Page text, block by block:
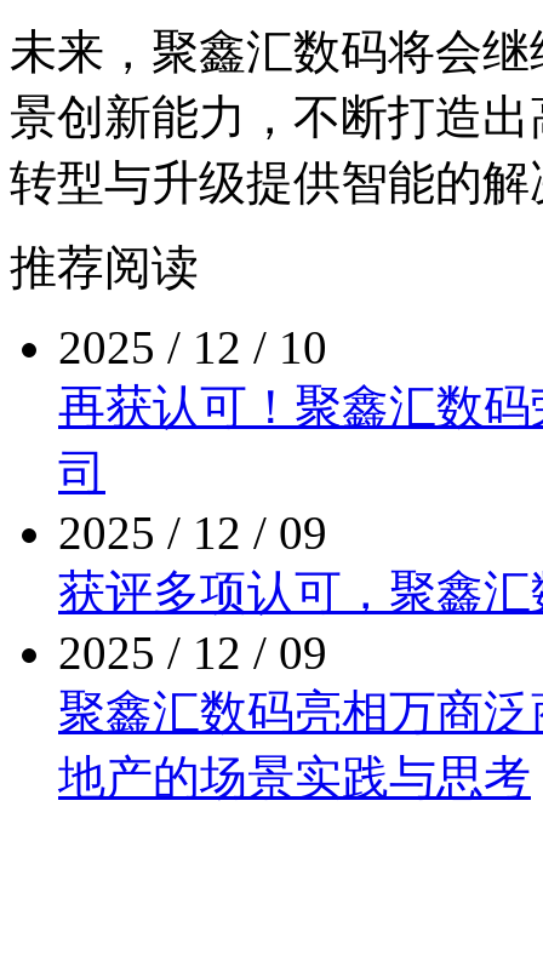
未来，聚鑫汇数码将
景创新能力，不断打造
转型与升级提供智能的
推荐阅读
2025 / 12 / 10
再获认可！聚鑫汇
司
2025 / 12 / 09
获评多项认可，聚
2025 / 12 / 09
聚鑫汇数码亮相万商泛
地产的场景实践与思考